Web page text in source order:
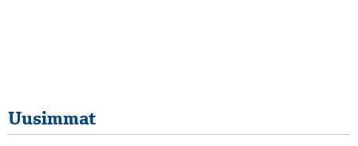
Uusimmat